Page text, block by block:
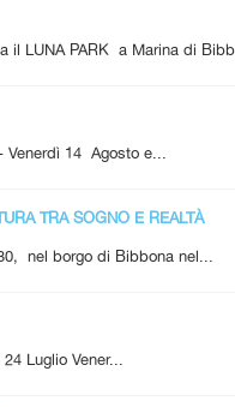
il LUNA PARK a Marina di
14 Agosto e...
TRA SOGNO E REALTÀ
nel borgo di Bibbona nel...
Luglio Vener...